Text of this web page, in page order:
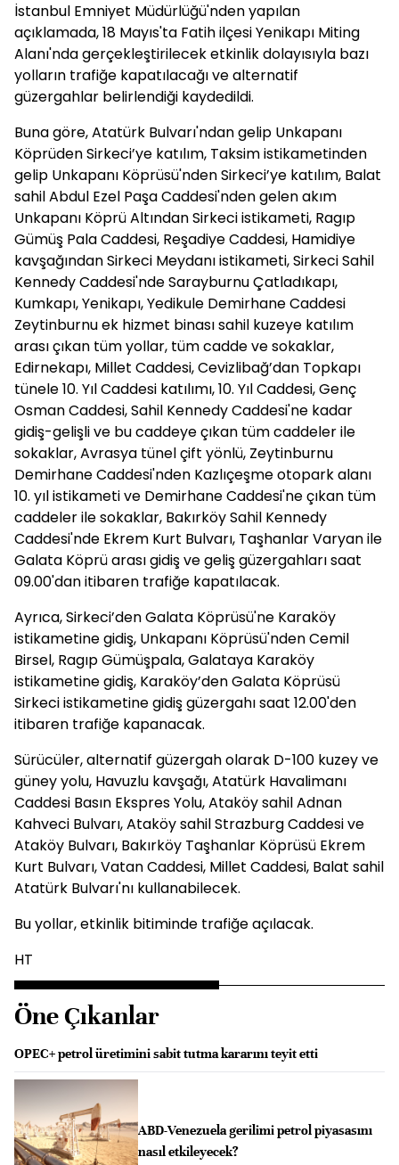
İstanbul Emniyet Müdürlüğü'nden yapılan
açıklamada, 18 Mayıs'ta Fatih ilçesi Yenikapı Miting
Alanı'nda gerçekleştirilecek etkinlik dolayısıyla bazı
yolların trafiğe kapatılacağı ve alternatif
güzergahlar belirlendiği kaydedildi.
Buna göre, Atatürk Bulvarı'ndan gelip Unkapanı
Köprüden Sirkeci’ye katılım, Taksim istikametinden
gelip Unkapanı Köprüsü'nden Sirkeci’ye katılım, Balat
sahil Abdul Ezel Paşa Caddesi'nden gelen akım
Unkapanı Köprü Altından Sirkeci istikameti, Ragıp
Gümüş Pala Caddesi, Reşadiye Caddesi, Hamidiye
kavşağından Sirkeci Meydanı istikameti, Sirkeci Sahil
Kennedy Caddesi'nde Sarayburnu Çatladıkapı,
Kumkapı, Yenikapı, Yedikule Demirhane Caddesi
Zeytinburnu ek hizmet binası sahil kuzeye katılım
arası çıkan tüm yollar, tüm cadde ve sokaklar,
Edirnekapı, Millet Caddesi, Cevizlibağ’dan Topkapı
tünele 10. Yıl Caddesi katılımı, 10. Yıl Caddesi, Genç
Osman Caddesi, Sahil Kennedy Caddesi'ne kadar
gidiş-gelişli ve bu caddeye çıkan tüm caddeler ile
sokaklar, Avrasya tünel çift yönlü, Zeytinburnu
Demirhane Caddesi'nden Kazlıçeşme otopark alanı
10. yıl istikameti ve Demirhane Caddesi'ne çıkan tüm
caddeler ile sokaklar, Bakırköy Sahil Kennedy
Caddesi'nde Ekrem Kurt Bulvarı, Taşhanlar Varyan ile
Galata Köprü arası gidiş ve geliş güzergahları saat
09.00'dan itibaren trafiğe kapatılacak.
Ayrıca, Sirkeci’den Galata Köprüsü'ne Karaköy
istikametine gidiş, Unkapanı Köprüsü'nden Cemil
Birsel, Ragıp Gümüşpala, Galataya Karaköy
istikametine gidiş, Karaköy’den Galata Köprüsü
Sirkeci istikametine gidiş güzergahı saat 12.00'den
itibaren trafiğe kapanacak.
Sürücüler, alternatif güzergah olarak D-100 kuzey ve
güney yolu, Havuzlu kavşağı, Atatürk Havalimanı
Caddesi Basın Ekspres Yolu, Ataköy sahil Adnan
Kahveci Bulvarı, Ataköy sahil Strazburg Caddesi ve
Ataköy Bulvarı, Bakırköy Taşhanlar Köprüsü Ekrem
Kurt Bulvarı, Vatan Caddesi, Millet Caddesi, Balat sahil
Atatürk Bulvarı'nı kullanabilecek.
Bu yollar, etkinlik bitiminde trafiğe açılacak.
HT
Öne Çıkanlar
OPEC+ petrol üretimini sabit tutma kararını teyit etti
ABD-Venezuela gerilimi petrol piyasasını
nasıl etkileyecek?